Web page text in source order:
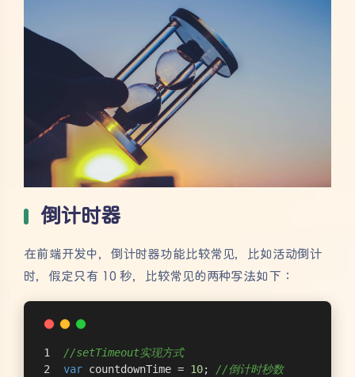
倒计时器
在前端开发中，倒计时器功能比较常见，比如活动倒计
时，假定只有 10 秒，比较常见的两种写法如下：
//setTimeout实现方式
var countdownTime = 10; //倒计时秒数